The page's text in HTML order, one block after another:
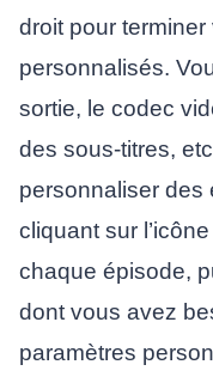
droit pour
personnalisés.
sortie, le codec
des sous-titres,
personnaliser des
cliquant sur l’icône
chaque épisode,
dont vous avez
paramètres